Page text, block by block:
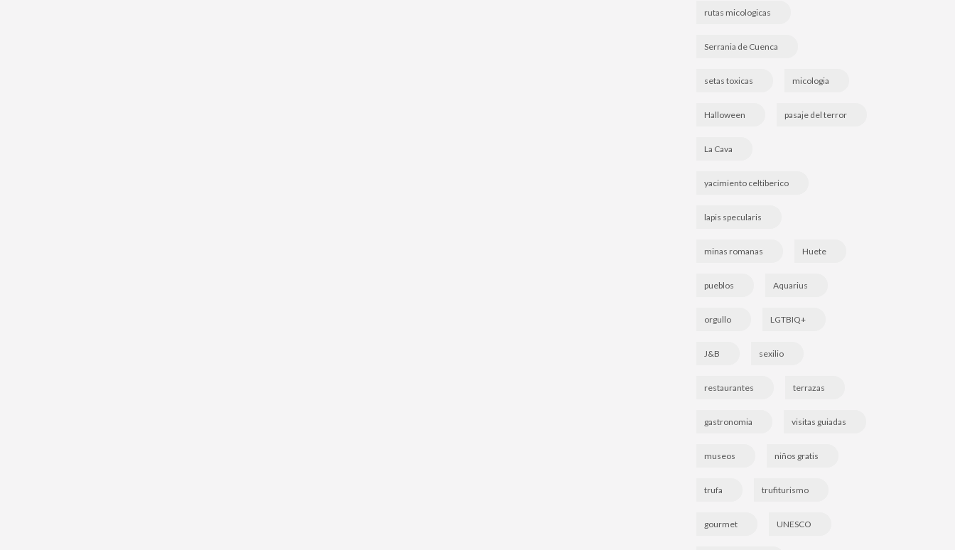
rutas micologicas
Serrania de Cuenca
setas toxicas micologia
Halloween pasaje del terror
La Cava
yacimiento celtiberico
lapis specularis
minas romanas Huete
pueblos Aquarius
orgullo LGTBIQ+
J&B sexilio
restaurantes terrazas
gastronomia visitas guiadas
museos niños gratis
trufa trufiturismo
gourmet UNESCO